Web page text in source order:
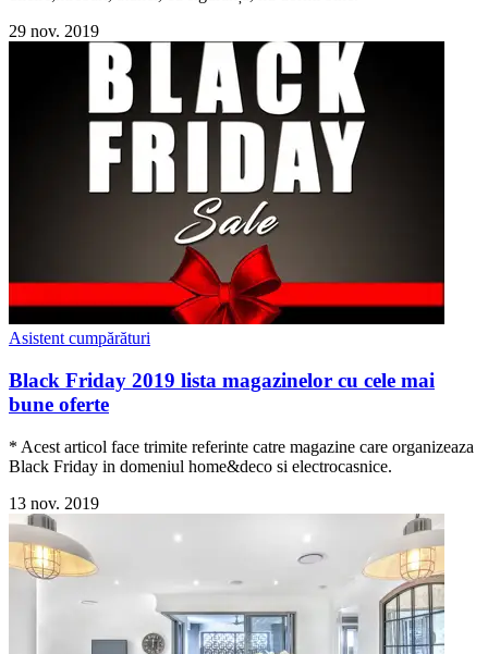
29 nov. 2019
Asistent cumpărături
Black Friday 2019 lista magazinelor cu cele mai
bune oferte
* Acest articol face trimite referinte catre magazine care organizeaza
Black Friday in domeniul home&deco si electrocasnice.
13 nov. 2019